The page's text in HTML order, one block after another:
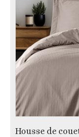
Housse de